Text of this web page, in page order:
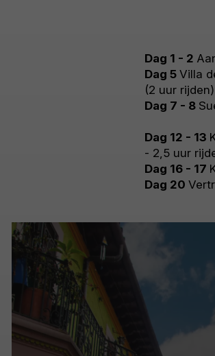
Dag 1 - 2
Dag 5Villa
(2 uur rijden)
Dag 7 - 8
Dag 12 - 13
- 2,5 uur
Dag 16 - 17
Dag 20